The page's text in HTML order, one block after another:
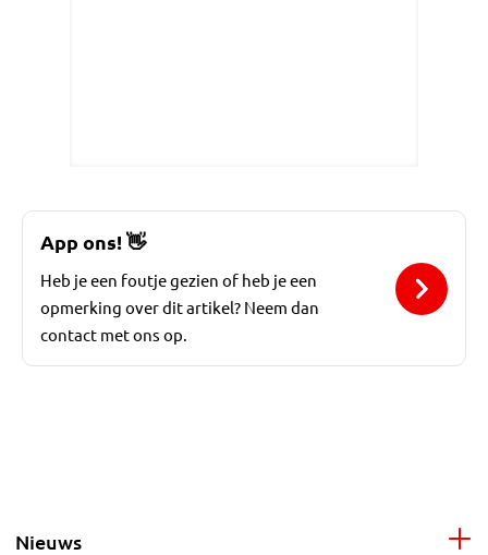
App ons!👋
Heb je een foutje gezien of heb je een
opmerking over dit artikel? Neem dan
contact met ons op.
Nieuws